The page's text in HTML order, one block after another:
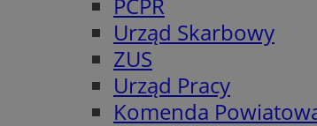
Urząd Skarbowy
ZUS
Urząd Pracy
Komenda